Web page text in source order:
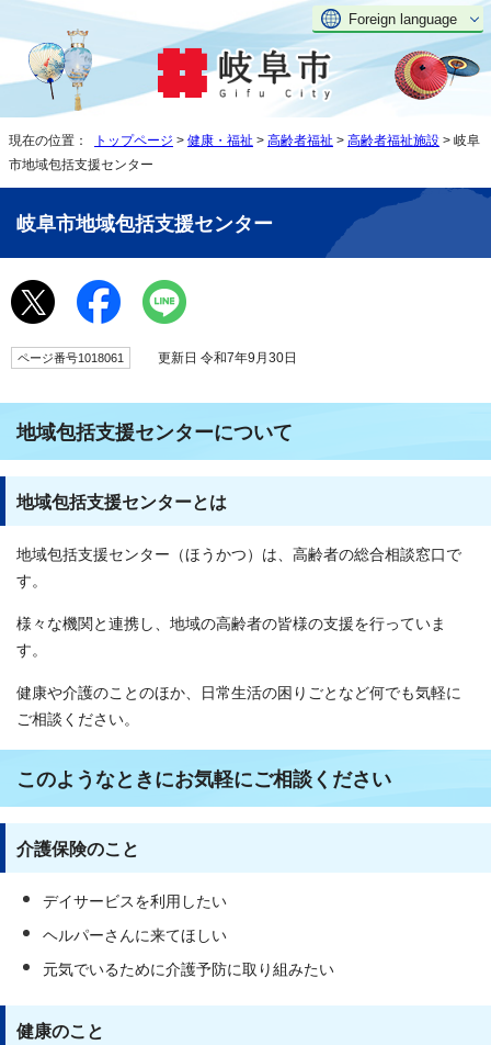
Foreign language
現在の位置： トップページ > 健康・福祉 > 高齢者福祉 > 高齢者福祉施設 > 岐阜
市地域包括支援センター
岐阜市地域包括支援センター
ページ番号1018061 更新日 令和7年9月30日
地域包括支援センターについて
地域包括支援センターとは
地域包括支援センター（ほうかつ）は、高齢者の総合相談窓口で
す。
様々な機関と連携し、地域の高齢者の皆様の支援を行っていま
す。
健康や介護のことのほか、日常生活の困りごとなど何でも気軽に
ご相談ください。
このようなときにお気軽にご相談ください
介護保険のこと
デイサービスを利用したい
ヘルパーさんに来てほしい
元気でいるために介護予防に取り組みたい
健康のこと